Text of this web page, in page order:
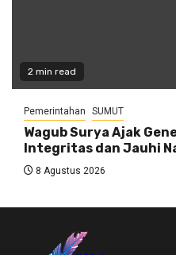
2 min read
Pemerintahan SUMUT
Wagub Surya Ajak
Integritas dan Jauhi
8 Agustus 2026